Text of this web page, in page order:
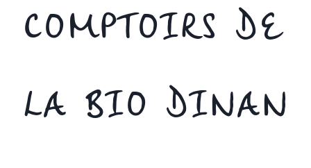
COMPTOIRS DE
LA BIO DINAN